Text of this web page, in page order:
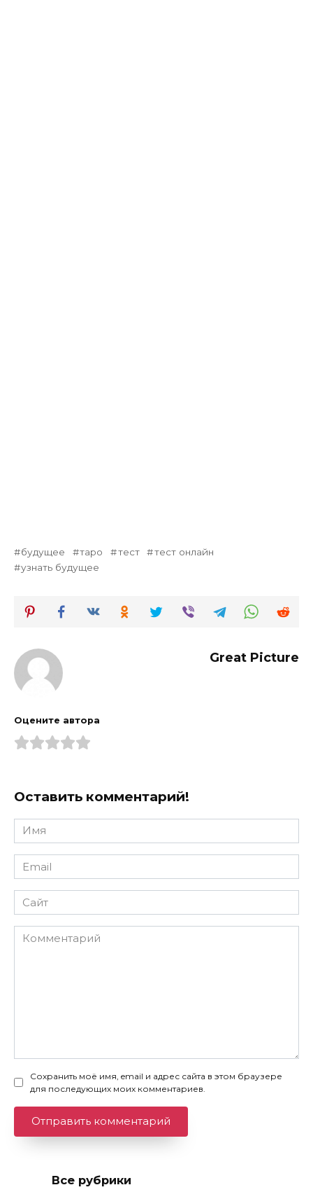
будущее таро тест
тест онлайн
узнать будущее
Great Picture
Оцените автора
Оставить комментарий!
Имя
*
Email
*
Сайт
Комментарий
Сохранить моё имя, email и адрес сайта в этом браузере
для последующих моих комментариев.
Все рубрики